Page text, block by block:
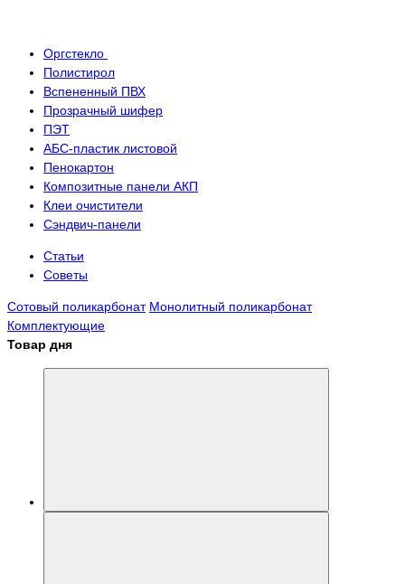
Оргстекло
Полистирол
Вспененный ПВХ
Прозрачный шифер
ПЭТ
АБС-пластик листовой
Пенокартон
Композитные панели АКП
Клеи очистители
Сэндвич-панели
Статьи
Советы
Сотовый поликарбонат Монолитный поликарбонат
Комплектующие
Товар дня